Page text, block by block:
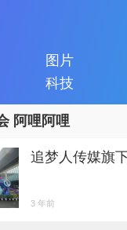
图片
科技
阿哩阿哩
追梦人传媒旗
3 年前